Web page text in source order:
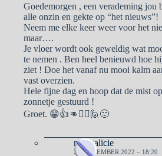
Goedemorgen , een verademing jou
alle onzin en gekte op “het nieuws”!
Neem me elke keer weer voor het
maar….
Je vloer wordt ook geweldig wat
te nemen . Ben heel benieuwd hoe
ziet ! Doe het vanaf nu mooi kalm
vast overzien.
Hele fijne dag en hoop dat de mist
zonnetje gestuurd !
Groet. 😁👍👊🙋‍♀️🙋🙂
naargalicie
28 NOVEMBER 2022 – 18:20